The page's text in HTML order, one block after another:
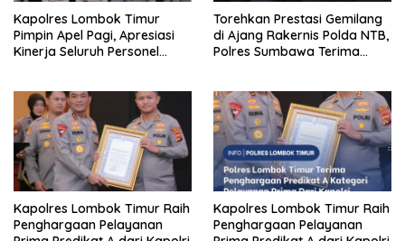
Kapolres Lombok Timur
Pimpin Apel Pagi, Apresiasi
Kinerja Seluruh Personel
Torehkan Prestasi Gemilang
di Ajang Rakernis Polda NTB,
Polres Sumbawa Terima
Kapolres Lombok Timur Raih
Penghargaan Pelayanan
Kapolres Lombok Timur Raih
Penghargaan Pelayanan